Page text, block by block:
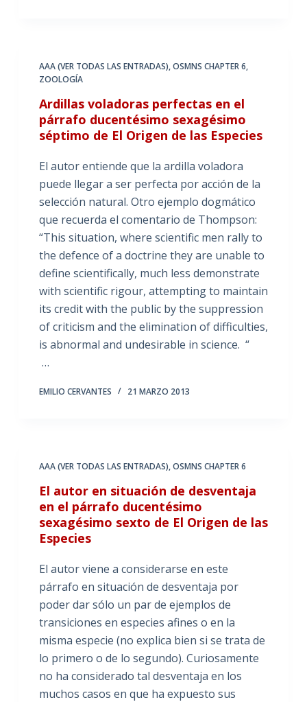
AAA (VER TODAS LAS ENTRADAS),OSMNS CHAPTER 6,
ZOOLOGÍA
Ardillas voladoras perfectas en el
párrafo ducentésimo sexagésimo
séptimo de El Origen de las Especies
El autor entiende que la ardilla voladora
puede llegar a ser perfecta por acción de la
selección natural. Otro ejemplo dogmático
que recuerda el comentario de Thompson:
“This situation, where scientific men rally to
the defence of a doctrine they are unable to
define scientifically, much less demonstrate
with scientific rigour, attempting to maintain
its credit with the public by the suppression
of criticism and the elimination of difficulties,
is abnormal and undesirable in science. “
…
EMILIO CERVANTES 21 MARZO 2013
AAA (VER TODAS LAS ENTRADAS),OSMNS CHAPTER 6
El autor en situación de desventaja
en el párrafo ducentésimo
sexagésimo sexto de El Origen de las
Especies
El autor viene a considerarse en este
párrafo en situación de desventaja por
poder dar sólo un par de ejemplos de
transiciones en especies afines o en la
misma especie (no explica bien si se trata de
lo primero o de lo segundo). Curiosamente
no ha considerado tal desventaja en los
muchos casos en que ha expuesto sus